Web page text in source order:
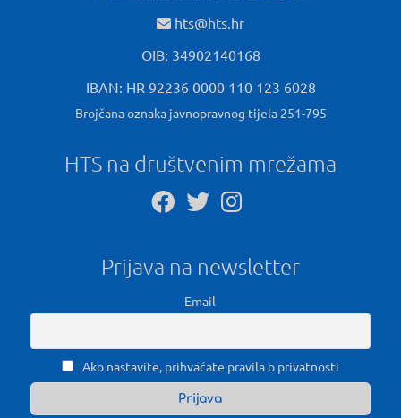
hts@hts.hr
OIB: 34902140168
IBAN: HR 92236 0000 110 123 6028
Brojčana oznaka javnopravnog tijela 251-795
HTS na društvenim mrežama
Prijava na newsletter
Email
Ako nastavite, prihvaćate pravila o privatnosti